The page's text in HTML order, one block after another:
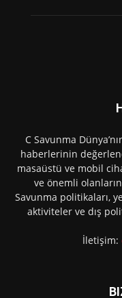
C Savunma
haberlerinin
masaüstü ve mobil
ve önemli
Savunma politikaları,
aktiviteler ve dış
İletişim: